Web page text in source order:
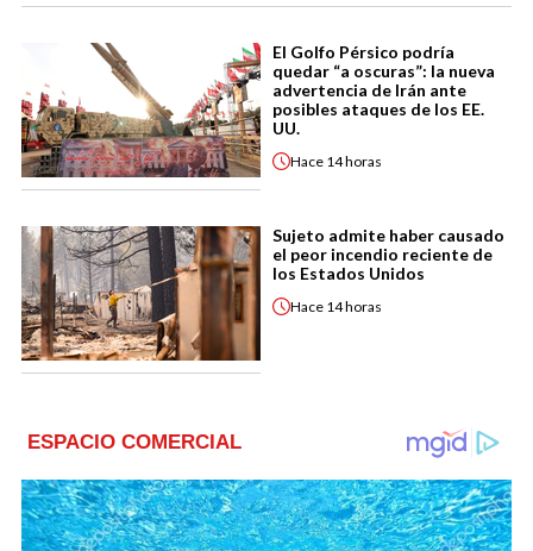
El Golfo Pérsico podría
quedar “a oscuras”: la nueva
advertencia de Irán ante
posibles ataques de los EE.
UU.
Hace 14 horas
Sujeto admite haber causado
el peor incendio reciente de
los Estados Unidos
Hace 14 horas